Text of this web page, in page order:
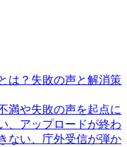
は？失敗の声と解消策
満や失敗の声を起点に
、アップロードが終わ
ない、庁外受信が弾か